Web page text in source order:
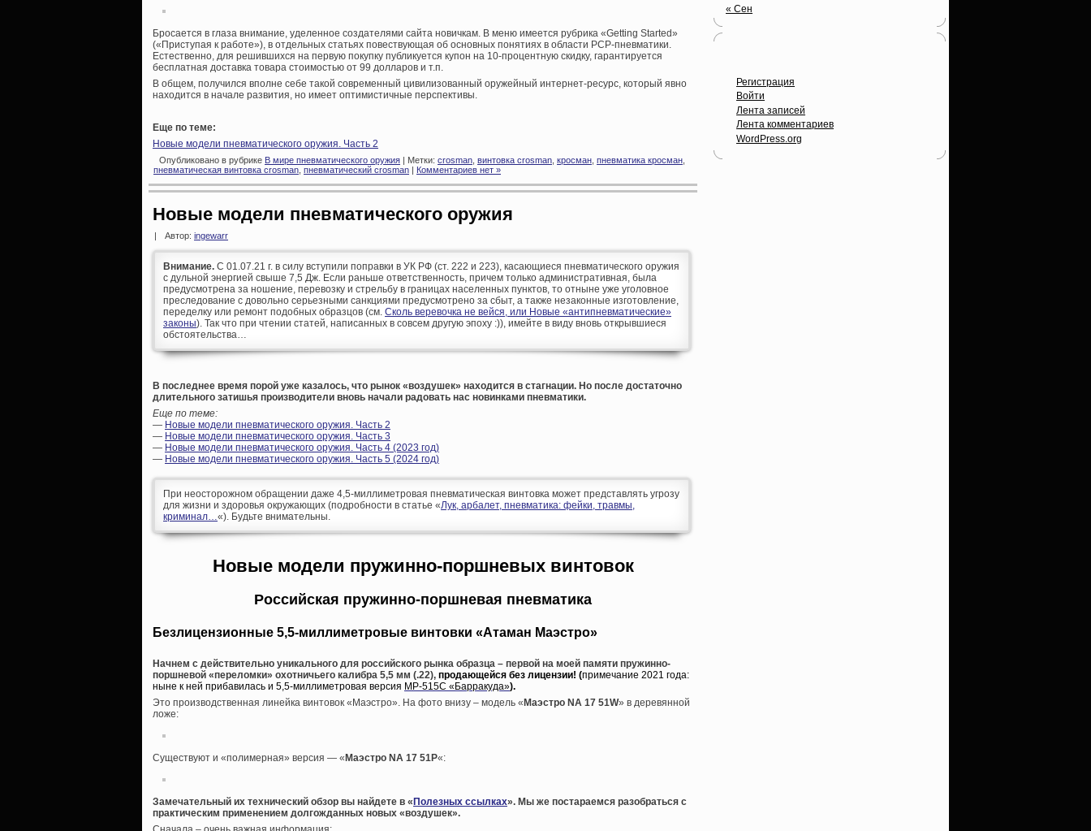
Бросается в глаза внимание, уделенное создателями сайта новичкам. В меню имеется рубрика «Getting Started»
(«Приступая к работе»), в отдельных статьях повествующая об основных понятиях в области PCP-пневматики.
Естественно, для решившихся на первую покупку публикуется купон на 10-процентную скидку, гарантируется
бесплатная доставка товара стоимостью от 99 долларов и т.п.
В общем, получился вполне себе такой современный цивилизованный оружейный интернет-ресурс, который явно
находится в начале развития, но имеет оптимистичные перспективы.
Еще по теме:
Новые модели пневматического оружия. Часть 2
Опубликовано в рубрике В мире пневматического оружия | Метки: crosman винтовка crosman кросман пневматика кросман
пневматическая винтовка crosman пневматический crosman | Комментариев нет »
Новые модели пневматического оружия
| Автор: ingewarr
Внимание. С 01.07.21 г. в силу вступили поправки в УК РФ (ст. 222 и 223), касающиеся пневматического оружия
с дульной энергией свыше 7,5 Дж. Если раньше ответственность, причем только административная, была
предусмотрена за ношение, перевозку и стрельбу в границах населенных пунктов, то отныне уже уголовное
преследование с довольно серьезными санкциями предусмотрено за сбыт, а также незаконные изготовление,
переделку или ремонт подобных образцов (см. Сколь веревочка не вейся, или Новые «антипневматические»
законы). Так что при чтении статей, написанных в совсем другую эпоху :)), имейте в виду вновь открывшиеся
обстоятельства…
В последнее время порой уже казалось, что рынок «воздушек» находится в стагнации. Но после достаточно
длительного затишья производители вновь начали радовать нас новинками пневматики.
Еще по теме:
— Новые модели пневматического оружия. Часть 2
— Новые модели пневматического оружия. Часть 3
— Новые модели пневматического оружия. Часть 4 (2023 год)
— Новые модели пневматического оружия. Часть 5 (2024 год)
При неосторожном обращении даже 4,5-миллиметровая пневматическая винтовка может представлять угрозу
для жизни и здоровья окружающих (подробности в статье «Лук, арбалет, пневматика: фейки, травмы,
криминал… «). Будьте внимательны.
Новые модели пружинно-поршневых винтовок
Российская пружинно-поршневая пневматика
Безлицензионные 5,5-миллиметровые винтовки «Атаман Маэстро»
Начнем с действительно уникального для российского рынка образца – первой на моей памяти пружинно-
поршневой «переломки» охотничьего калибра 5,5 мм (.22), продающейся без лицензии! (примечание 2021 года:
ныне к ней прибавилась и 5,5-миллиметровая версия МР-515С «Барракуда»).
Это производственная линейка винтовок «Маэстро». На фото внизу – модель «Маэстро NA 17 51W» в деревянной
ложе:
Существуют и «полимерная» версия — «Маэстро NA 17 51P«:
Замечательный их технический обзор вы найдете в «Полезных ссылках». Мы же постараемся разобраться с
практическим применением долгожданных новых «воздушек».
« Сен
Регистрация
Войти
Лента записей
Лента комментариев
WordPress.org